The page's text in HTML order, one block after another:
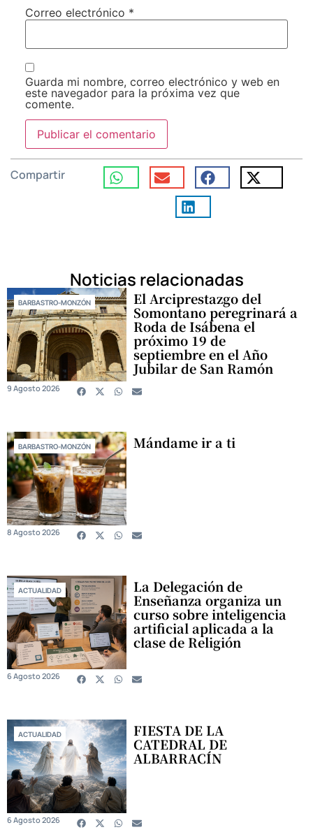
Correo electrónico *
Guarda mi nombre, correo electrónico y web en
este navegador para la próxima vez que
comente.
Compartir
Noticias relacionadas
BARBASTRO-MONZÓN El Arciprestazgo del
Somontano peregrinará a
Roda de Isábena el
próximo 19 de
septiembre en el Año
Jubilar de San Ramón
9 Agosto 2026
BARBASTRO-MONZÓN Mándame ir a ti
8 Agosto 2026
ACTUALIDAD La Delegación de
Enseñanza organiza un
curso sobre inteligencia
artificial aplicada a la
clase de Religión
6 Agosto 2026
ACTUALIDAD FIESTA DE LA
CATEDRAL DE
ALBARRACÍN
6 Agosto 2026